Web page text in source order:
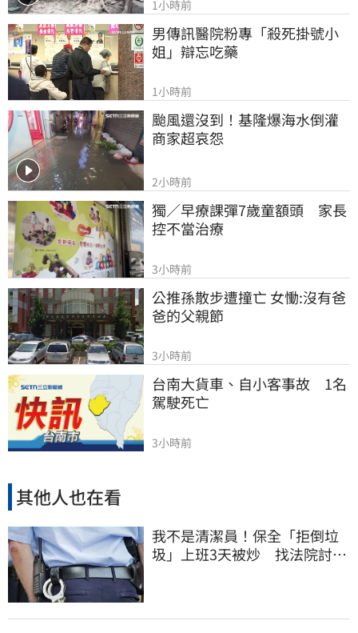
1小時前
男傳訊醫院粉專「殺死掛號小
姐」辯忘吃藥
1小時前
颱風還沒到！基隆爆海水倒灌
商家超哀怨
2小時前
獨／早療課彈7歲童額頭　家長
控不當治療
3小時前
公推孫散步遭撞亡 女慟:沒有爸
爸的父親節
3小時前
台南大貨車、自小客事故　1名
駕駛死亡
3小時前
其他人也在看
我不是清潔員！保全「拒倒垃
圾」上班3天被炒 找法院討公